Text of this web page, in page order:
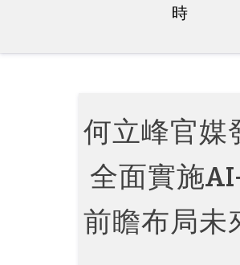
時
何立峰官媒
全面實施
前瞻布局未